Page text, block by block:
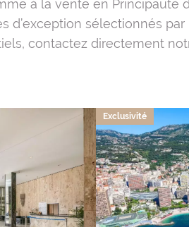
à la vente en Principauté
sélectionnés par
contactez directement
Exclusivité